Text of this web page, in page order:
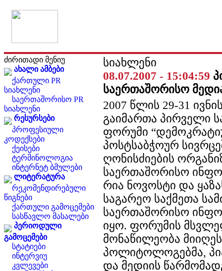
ძირითადი მენიუ
ახალი ამბები
ქართული PR
სიახლენი
საერთაშორისო PR
სიახლენი
რესურსები
პროფესიული
კოდექსები
ქეისები
ტერმინოლოგია
ინტერნეტ ბმულები
ლიტერატურა
რეკომენდირებული
წიგნები
ქართული გამოცემები
სასწავლო მასალები
პერიოდული
გამოცემები
სტატიები
ინტერვიუ
კვლევები
სიახლენი
08.07.2007 - 15:04:59
საერთაშორისო
2007 წლის 29-31
გაიმართა პირველი
ფორუმი
პოსტსაბჭოურ
ღონისძიების
საერთაშორისო
რია ნოვოსტი და
საგარეო საქმეთა
საერთაშორისო
იყო. ფორუმის
მონაწილეობა
პოლიტოლოგებმა,
და მედიის